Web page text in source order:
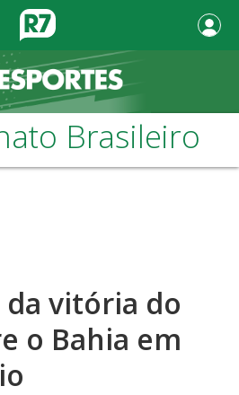
Brasileiro
vitória do
o Bahia em